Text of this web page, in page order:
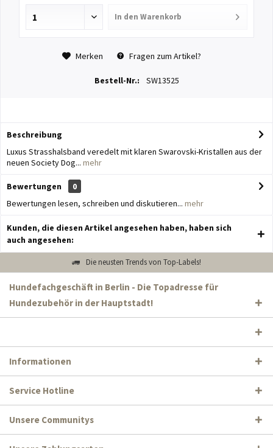
In den Warenkorb
Merken Fragen zum Artikel?
Bestell-Nr.: SW13525
Beschreibung
Luxus Strasshalsband veredelt mit klaren Swarovski-Kristallen aus der
neuen Society Dog... mehr
Bewertungen
0
Bewertungen lesen, schreiben und diskutieren... mehr
Kunden, die diesen Artikel angesehen haben, haben sich
auch angesehen:
Die neusten Trends von Top-Labels!
Hundefachgeschäft in Berlin - Die Topadresse für
Hundezubehör in der Hauptstadt!
Informationen
Service Hotline
Unsere Communitys